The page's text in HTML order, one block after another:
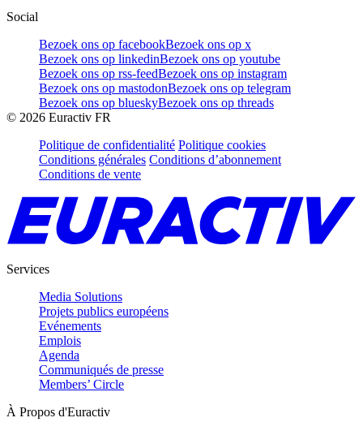
Social
Bezoek ons op facebookBezoek ons op x
Bezoek ons op linkedinBezoek ons op youtube
Bezoek ons op rss-feedBezoek ons op instagram
Bezoek ons op mastodonBezoek ons op telegram
Bezoek ons op blueskyBezoek ons op threads
© 2026 Euractiv FR
Politique de confidentialité Politique cookies
Conditions générales Conditions d’abonnement
Conditions de vente
Services
Media Solutions
Projets publics européens
Evénements
Emplois
Agenda
Communiqués de presse
Members’ Circle
À Propos d'Euractiv